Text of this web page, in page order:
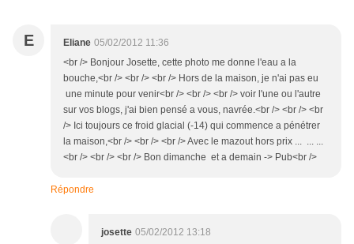
E Eliane 05/02/2012 11:36
<br /> Bonjour Josette, cette photo me donne l'eau a la
bouche,<br /> <br /> <br /> Hors de la maison, je n'ai pas eu
une minute pour venir<br /> <br /> <br /> voir l'une ou l'autre
sur vos blogs, j'ai bien pensé a vous, navrée.<br /> <br /> <br
/> Ici toujours ce froid glacial (-14) qui commence a pénétrer
la maison,<br /> <br /> <br /> Avec le mazout hors prix ... ... ...
<br /> <br /> <br /> Bon dimanche et a demain -> Pub<br />
Répondre
josette 05/02/2012 13:18